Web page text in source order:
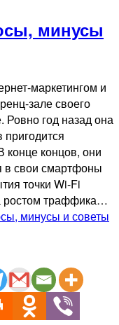
минусы
маркетингом и
зале своего
Ровно год назад она
концов, они
в свои смартфоны
точки Wi-Fi
ростом траффика…
минусы и советы